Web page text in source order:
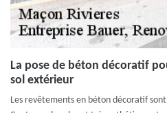
La pose de béton décoratif
sol extérieur
Les revêtements en béton décoratif